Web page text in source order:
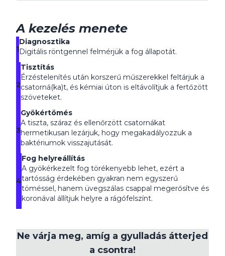
A kezelés menete
1
Diagnosztika
Digitális röntgennel felmérjük a fog állapotát.
2
Tisztítás
Érzéstelenítés után korszerű műszerekkel feltárjuk a
csatorná(ka)t, és kémiai úton is eltávolítjuk a fertőzött
szöveteket.
3
Gyökértömés
A tiszta, száraz és ellenőrzött csatornákat
hermetikusan lezárjuk, hogy megakadályozzuk a
baktériumok visszajutását.
4
Fog helyreállítás
A gyökérkezelt fog törékenyebb lehet, ezért a
tartósság érdekében gyakran nem egyszerű
töméssel, hanem üvegszálas csappal megerősítve és
koronával állítjuk helyre a rágófelszínt.
Ne várja meg, amíg a gyulladás átterjed
a csontra!